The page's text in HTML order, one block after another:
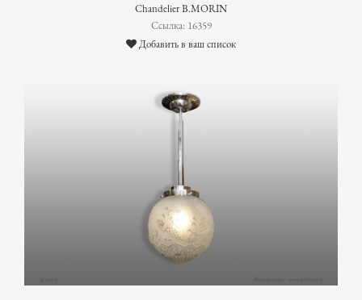
Chandelier B.MORIN
Ссылка: 16359
Добавить в ваш список